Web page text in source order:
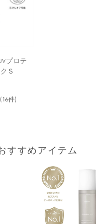
プロテ
Ｓ
すすめアイテム